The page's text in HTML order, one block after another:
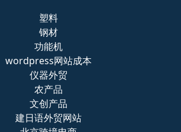
塑料
钢材
功能机
wordpress网站成本
仪器外贸
农产品
文创产品
建日语外贸网站